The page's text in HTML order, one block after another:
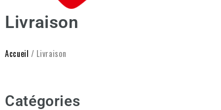
Livraison
Accueil / Livraison
Catégories